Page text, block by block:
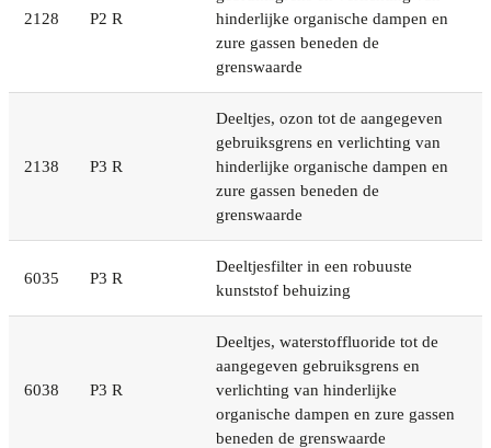
2128 P2 R
hinderlijke organische dampen en
zure gassen beneden de
grenswaarde
2138 P3 R
Deeltjes, ozon tot de aangegeven
gebruiksgrens en verlichting van
hinderlijke organische dampen en
zure gassen beneden de
grenswaarde
6035 P3 R
Deeltjesfilter in een robuuste
kunststof behuizing
6038 P3 R
Deeltjes, waterstoffluoride tot de
aangegeven gebruiksgrens en
verlichting van hinderlijke
organische dampen en zure gassen
beneden de grenswaarde